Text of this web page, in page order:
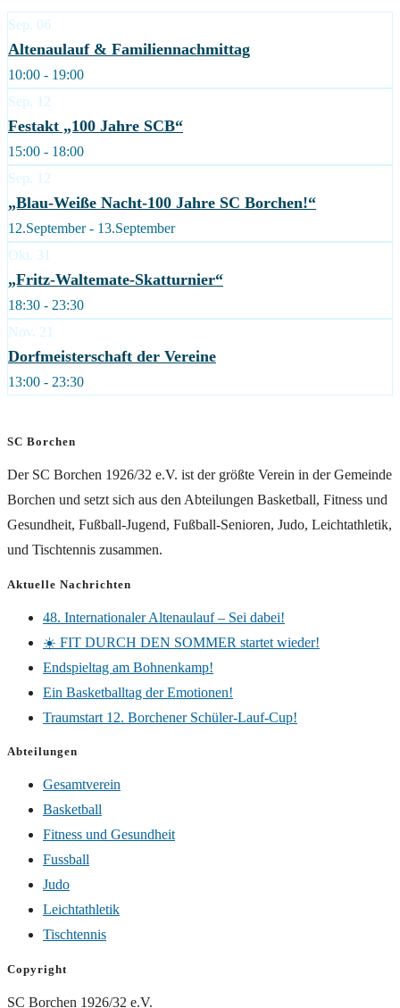
Sep. 06
Altenaulauf & Familiennachmittag
10:00 - 19:00
Sep. 12
Festakt „100 Jahre SCB“
15:00 - 18:00
Sep. 12
„Blau-Weiße Nacht-100 Jahre SC Borchen!“
12.September - 13.September
Okt. 31
„Fritz-Waltemate-Skatturnier“
18:30 - 23:30
Nov. 21
Dorfmeisterschaft der Vereine
13:00 - 23:30
SC Borchen
Der SC Borchen 1926/32 e.V. ist der größte Verein in der Gemeinde
Borchen und setzt sich aus den Abteilungen Basketball, Fitness und
Gesundheit, Fußball-Jugend, Fußball-Senioren, Judo, Leichtathletik,
und Tischtennis zusammen.
Aktuelle Nachrichten
48. Internationaler Altenaulauf – Sei dabei!
☀️ FIT DURCH DEN SOMMER startet wieder!
Endspieltag am Bohnenkamp!
Ein Basketballtag der Emotionen!
Traumstart 12. Borchener Schüler-Lauf-Cup!
Abteilungen
Gesamtverein
Basketball
Fitness und Gesundheit
Fussball
Judo
Leichtathletik
Tischtennis
Copyright
SC Borchen 1926/32 e.V.